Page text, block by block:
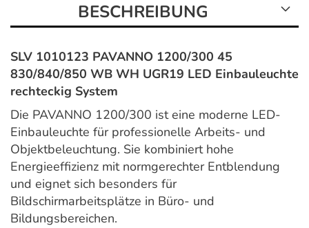
BESCHREIBUNG
SLV 1010123 PAVANNO 1200/300 45
830/840/850 WB WH UGR19 LED Einbauleuchte
rechteckig System
Die PAVANNO 1200/300 ist eine moderne LED-
Einbauleuchte für professionelle Arbeits- und
Objektbeleuchtung. Sie kombiniert hohe
Energieeffizienz mit normgerechter Entblendung
und eignet sich besonders für
Bildschirmarbeitsplätze in Büro- und
Bildungsbereichen.